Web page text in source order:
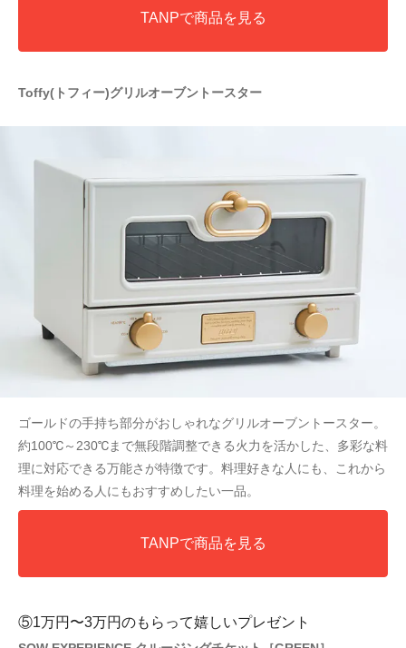
TANPで商品を見る
Toffy(トフィー)グリルオーブントースター
ゴールドの手持ち部分がおしゃれなグリルオーブントースター。
約100℃～230℃まで無段階調整できる火力を活かした、多彩な料
理に対応できる万能さが特徴です。料理好きな人にも、これから
料理を始める人にもおすすめしたい一品。
TANPで商品を見る
⑤1万円〜3万円のもらって嬉しいプレゼント